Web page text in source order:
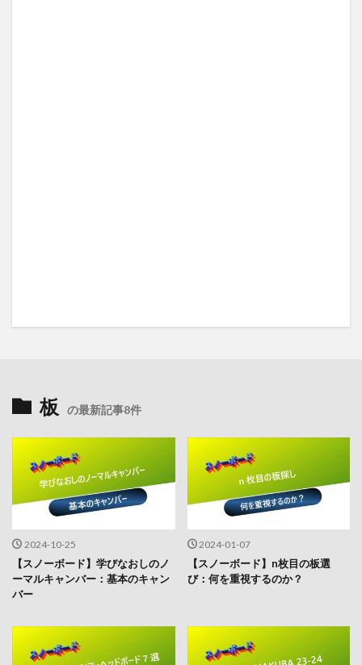
板 の最新記事8件
2024-10-25
【スノーボード】学びなおしのノ
ーマルキャンバー：基本のキャン
バー
2024-01-07
【スノーボード】n枚目の板選
び：何を重視するのか？